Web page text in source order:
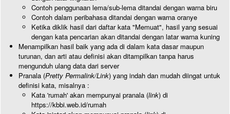
Contoh penggunaan lema/sub-lema ditandai dengan warna biru
Contoh dalam peribahasa ditandai dengan warna oranye
Ketika diklik hasil dari daftar kata "Memuat", hasil yang sesuai
dengan kata pencarian akan ditandai dengan latar warna kuning
Menampilkan hasil baik yang ada di dalam kata dasar maupun
turunan, dan arti atau definisi akan ditampilkan tanpa harus
mengunduh ulang data dari server
Pranala (Pretty Permalink/Link) yang indah dan mudah diingat untuk
definisi kata, misalnya :
Kata 'rumah' akan mempunyai pranala (link) di
https://kbbi.web.id/rumah